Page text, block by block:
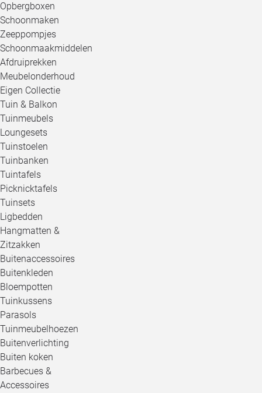
Opbergboxen
Schoonmaken
Zeeppompjes
Schoonmaakmiddelen
Afdruiprekken
Meubelonderhoud
Eigen Collectie
Tuin & Balkon
Tuinmeubels
Loungesets
Tuinstoelen
Tuinbanken
Tuintafels
Picknicktafels
Tuinsets
Ligbedden
Hangmatten &
Zitzakken
Buitenaccessoires
Buitenkleden
Bloempotten
Tuinkussens
Parasols
Tuinmeubelhoezen
Buitenverlichting
Buiten koken
Barbecues &
Accessoires